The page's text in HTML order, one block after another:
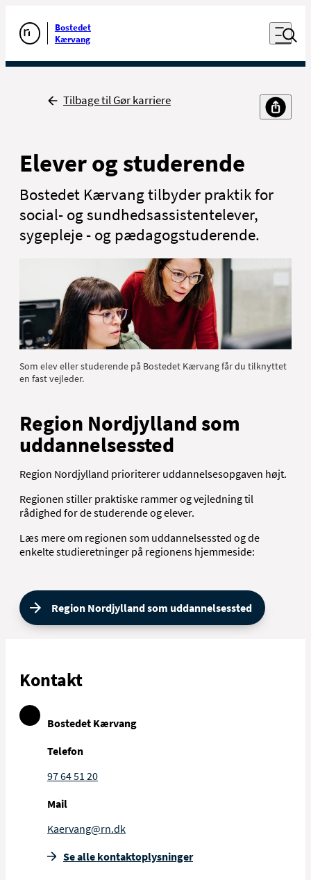
Gå til forsiden
Bostedet
Kærvang
Åben
Udfør søgning
Tilbage
Tilbage til Gør karriere
Elever og studerende
Bostedet Kærvang tilbyder praktik for
social- og sundhedsassistentelever,
sygepleje - og pædagogstuderende.
Som elev eller studerende på Bostedet Kærvang får du tilknyttet
en fast vejleder.
Region Nordjylland som
uddannelsessted
Region Nordjylland prioriterer uddannelsesopgaven højt.
Regionen stiller praktiske rammer og vejledning til
rådighed for de studerende og elever.
Læs mere om regionen som uddannelsessted og de
enkelte studieretninger på regionens hjemmeside:
Region Nordjylland som uddannelsessted
Kontakt
Bostedet Kærvang
Telefon
97 64 51 20
Mail
Kaervang@rn.dk
Se alle kontakt­oplysninger